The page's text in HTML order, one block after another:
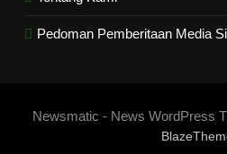
HIKMAH
Mau
Mati
Pedoman Pemberitaan Media
Newsmatic - News WordPress